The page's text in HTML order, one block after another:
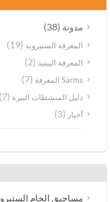
مدونة(38)
المعرفة الستيرويد(19)
المعرفة الببتيد(2)
Sarms المعرفة (7)
دليل المنشطات البيرة(7)
أخبار(3)
مساحيق الخام الستيرويد